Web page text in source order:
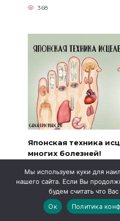
368
Японская техника
многих болезней!
болезней!
Мы используем куки для
нашего сайта. Если Вы
будем считать что
Ок
Политика